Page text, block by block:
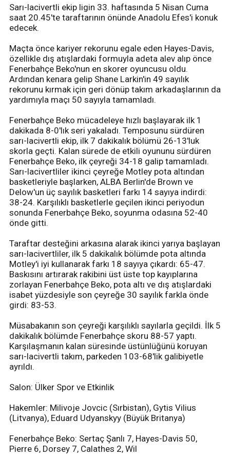
Sarı-lacivertli ekip ligin 33. haftasında 5 Nisan Cuma
saat 20.45'te taraftarının önünde Anadolu Efes'i konuk
edecek.
Maçta önce kariyer rekorunu egale eden Hayes-Davis,
özellikle dış atışlardaki formuyla adeta alev alıp önce
Fenerbahçe Beko'nun en skorer oyuncusu oldu.
Ardından kenara gelip Shane Larkin'in 49 sayılık
rekorunu kırmak için geri dönüp takım arkadaşlarının da
yardımıyla maçı 50 sayıyla tamamladı.
Fenerbahçe Beko mücadeleye hızlı başlayarak ilk 1
dakikada 8-0'lık seri yakaladı. Temposunu sürdüren
sarı-lacivertli ekip, ilk 7 dakikalık bölümü 26-13'luk
skorla geçti. Kalan sürede de etkili oyununu sürdüren
Fenerbahçe Beko, ilk çeyreği 34-18 galip tamamladı.
Sarı-lacivertliler ikinci çeyreğe Motley pota altından
basketleriyle başlarken, ALBA Berlin'de Brown ve
Delow'un üç sayılık basketleri farkı 14 sayıya indirdi:
38-24. Karşılıklı basketlerle geçilen ikinci periyodun
sonunda Fenerbahçe Beko, soyunma odasına 52-40
önde gitti.
Taraftar desteğini arkasına alarak ikinci yarıya başlayan
sarı-lacivertliler, ilk 5 dakikalık bölümde pota altında
Motley'i iyi kullanarak farkı 18 sayıya çıkardı: 65-47.
Baskısını artırarak rakibini üst üste top kayıplarına
zorlayan Fenerbahçe Beko, pota altı ve dış atışlardaki
isabet yüzdesiyle son çeyreğe 30 sayılık farkla önde
girdi: 83-53.
Müsabakanın son çeyreği karşılıklı sayılarla geçildi. İlk 5
dakikalık bölümde Fenerbahçe skoru 88-57 yaptı.
Karşılaşmanın kalan süresinde üstünlüğünü koruyan
sarı-lacivertli takım, parkeden 103-68'lik galibiyetle
ayrıldı.
Salon: Ülker Spor ve Etkinlik
Hakemler: Milivoje Jovcic (Sırbistan), Gytis Vilius
(Litvanya), Eduard Udyanskyy (Büyük Britanya)
Fenerbahçe Beko: Sertaç Şanlı 7, Hayes-Davis 50,
Pierre 6, Dorsey 7, Calathes 2, Wil